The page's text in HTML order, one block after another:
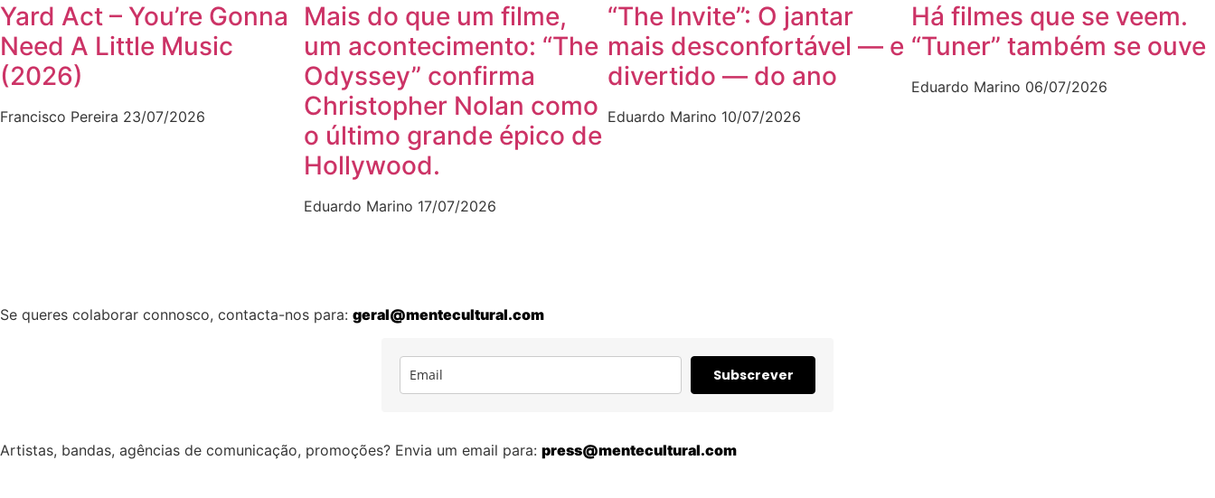
Yard Act – You’re Gonna
Need A Little Music
(2026)
Francisco Pereira 23/07/2026
Mais do que um filme,
um acontecimento: “The
Odyssey” confirma
Christopher Nolan como
o último grande épico de
Hollywood.
Eduardo Marino 17/07/2026
“The Invite”: O jantar
mais desconfortável — e
divertido — do ano
Eduardo Marino 10/07/2026
Há filmes que se veem.
“Tuner” também se ouve
Eduardo Marino 06/07/2026
Se queres colaborar connosco, contacta-nos para: geral@mentecultural.com
Subscrever
Artistas, bandas, agências de comunicação, promoções? Envia um email para: press@mentecultural.com